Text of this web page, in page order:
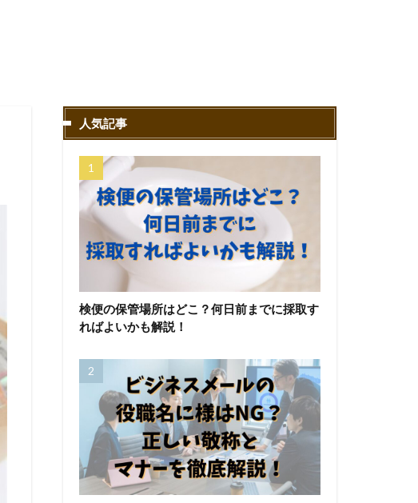
人気記事
検便の保管場所はどこ？何日前までに採取す
ればよいかも解説！